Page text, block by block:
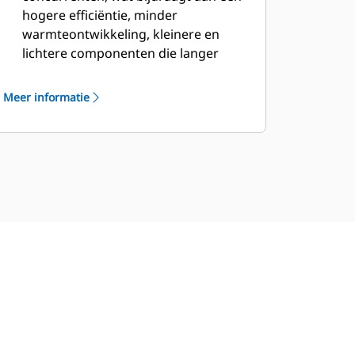
hogere efficiëntie, minder
warmteontwikkeling, kleinere en
lichtere componenten die langer
Radiaal retarderraster met AC-
onderhoud behoeft en stiller en
Meer informatie